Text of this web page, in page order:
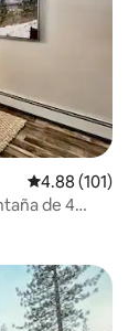
Calificación
4.88 (101)
de 4